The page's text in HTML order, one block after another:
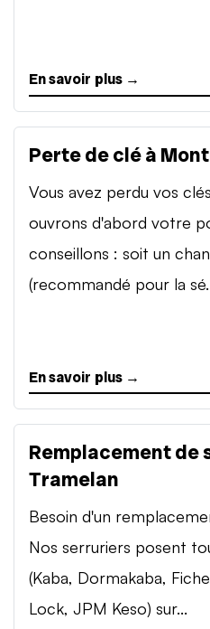
En savoir plus →
Perte de clé à
Vous avez perdu vos
ouvrons d'abord votre
conseillons : soit un
(recommandé pour la
En savoir plus →
Remplacement de
Tramelan
Besoin d'un
Nos serruriers posent
(Kaba, Dormakaba,
Lock, JPM Keso) sur...